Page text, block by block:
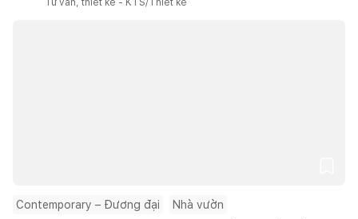
Tư vấn, thiết kế - KTS/Thiết kế
Contemporary – Đương đại Nhà vườn